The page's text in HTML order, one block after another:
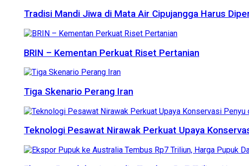
Tradisi Mandi Jiwa di Mata Air Cipujangga Harus
BRIN – Kementan Perkuat Riset Pertanian
Tiga Skenario Perang Iran
Teknologi Pesawat Nirawak Perkuat Upaya